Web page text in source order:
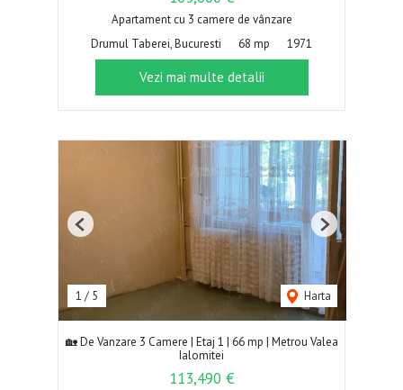
Apartament cu 3 camere de vânzare
Drumul Taberei, Bucuresti
68 mp 1971
Vezi mai multe detalii
1 / 5 Harta
Previous Next
🏡 De Vanzare 3 Camere | Etaj 1 | 66 mp | Metrou Valea
Ialomitei
113,490 €